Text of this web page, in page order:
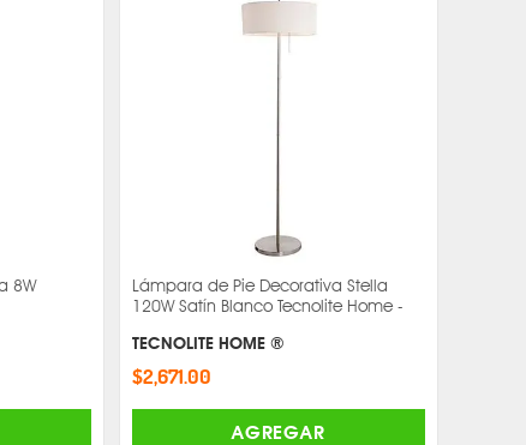
8W
Lámpara de Pie Decorativa Stella
120W Satín Blanco Tecnolite Home -
TECNOLITE HOME ®
$2,671.00
AGREGAR